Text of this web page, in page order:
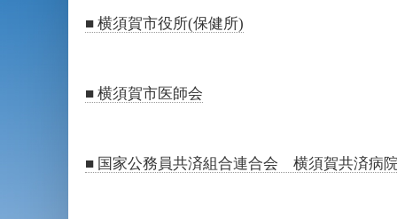
■ 横須賀市役所(保健所)
■ 横須賀市医師会
■ 国家公務員共済組合連合会 横須賀共済病